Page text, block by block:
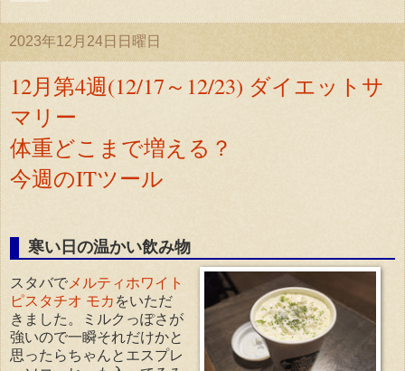
2023年12月24日日曜日
12月第4週(12/17～12/23) ダイエットサ
マリー
体重どこまで増える？
今週のITツール
寒い日の温かい飲み物
スタバでメルティホワイト
ピスタチオ モカ をいただ
きました。ミルクっぽさが
強いので一瞬それだけかと
思ったらちゃんとエスプレ